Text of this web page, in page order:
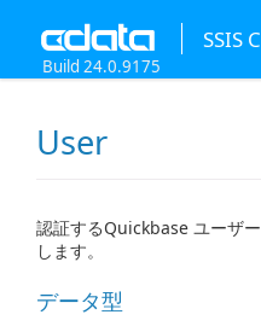
SSIS
Build 24.0.9175
User
認証するQuickbase ユーザ
します。
データ型